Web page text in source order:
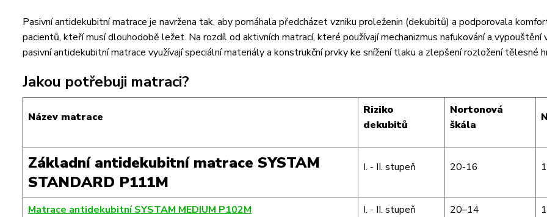
Pasivní antidekubitní matrace je navržena tak, aby pomáhala předcházet vzniku proleženin (dekubitů) a podporovala
pacientů, kteří musí dlouhodobě ležet. Na rozdíl od aktivních matrací, které používají mechanizmus nafukování a vypouštění
pasivní antidekubitní matrace využívají speciální materiály a konstrukční prvky ke snížení tlaku a zlepšení rozložení tělesné
Jakou potřebuji matraci?
Název matrace
Riziko
dekubitů
Nortonová
škála
Základní antidekubitní matrace SYSTAM
STANDARD P111M
I. - II. stupeň 20-16
Matrace antidekubitní SYSTAM MEDIUM P102M I. - II. stupeň 20–14